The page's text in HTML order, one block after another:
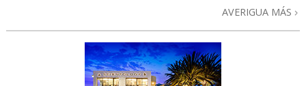
AVERIGUA MÁS